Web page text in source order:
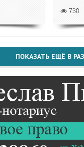
730
ПОКАЗАТЬ ЕЩЁ В